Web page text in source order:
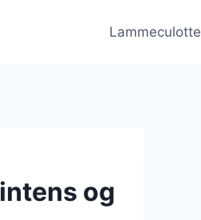
Lammeculotte
og